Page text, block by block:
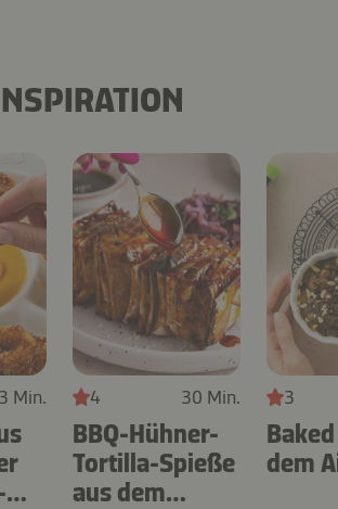
Min. 4 30 Min.
BBQ-Hühner-
Tortilla-Spieße
aus dem
3
dem